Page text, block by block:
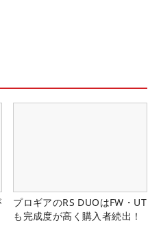
プロギアのRS DUOはFW・UT
も完成度が高く購入者続出！